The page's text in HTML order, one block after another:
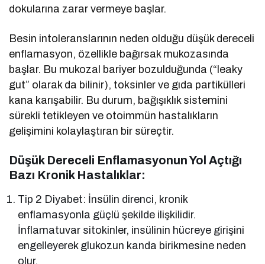
dokularına zarar vermeye başlar.
Besin intoleranslarının neden olduğu düşük dereceli
enflamasyon, özellikle bağırsak mukozasında
başlar. Bu mukozal bariyer bozulduğunda (“leaky
gut” olarak da bilinir), toksinler ve gıda partikülleri
kana karışabilir. Bu durum, bağışıklık sistemini
sürekli tetikleyen ve otoimmün hastalıkların
gelişimini kolaylaştıran bir süreçtir.
Düşük Dereceli Enflamasyonun Yol Açtığı
Bazı Kronik Hastalıklar:
Tip 2 Diyabet: İnsülin direnci, kronik
enflamasyonla güçlü şekilde ilişkilidir.
İnflamatuvar sitokinler, insülinin hücreye girişini
engelleyerek glukozun kanda birikmesine neden
olur.